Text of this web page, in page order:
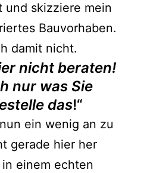
und skizziere mein
Bauvorhaben.
damit nicht.
nicht beraten!
nur was Sie
das!“
ein wenig an zu
gerade hier her
einem echten